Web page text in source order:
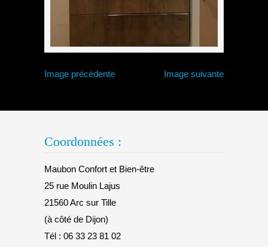
Image précédente Image suivante
Coordonnées :
Maubon Confort et Bien-être
25 rue Moulin Lajus
21560 Arc sur Tille
(à côté de Dijon)
Tél : 06 33 23 81 02